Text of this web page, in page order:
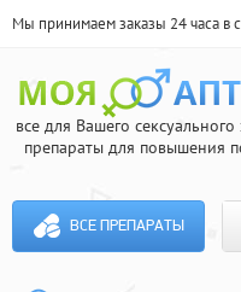
Мы принимаем заказы 24 часа в
все для Вашего
препараты для повышения
ВСЕ ПРЕПАРАТЫ